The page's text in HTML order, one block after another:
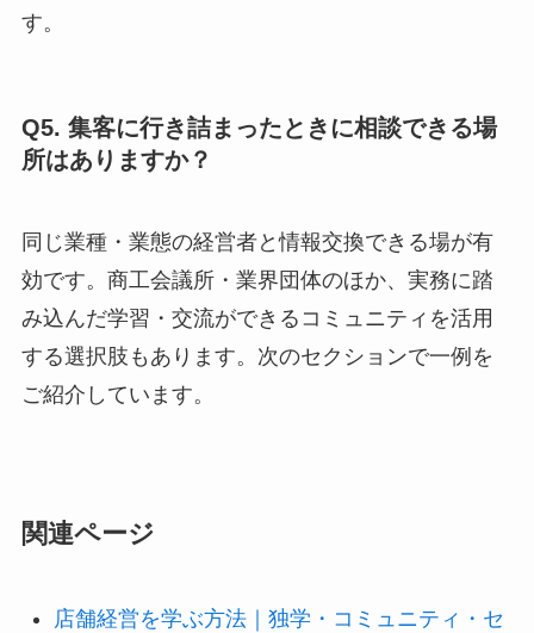
す。
Q5. 集客に行き詰まったときに相談できる場
所はありますか？
同じ業種・業態の経営者と情報交換できる場が有
効です。商工会議所・業界団体のほか、実務に踏
み込んだ学習・交流ができるコミュニティを活用
する選択肢もあります。次のセクションで一例を
ご紹介しています。
関連ページ
店舗経営を学ぶ方法｜独学・コミュニティ・セ